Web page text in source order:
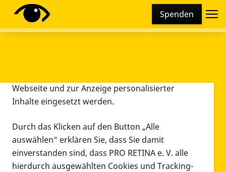
Spenden
Diese Webseite setzt verschiedene Cookies und
Tracking-Tools ein. Dies beinhaltet Cookies und
Webseite und zur Anzeige personalisierter
Inhalte eingesetzt werden.
Durch das Klicken auf den Button „Alle
auswählen“ erklären Sie, dass Sie damit
einverstanden sind, dass PRO RETINA e. V. alle
hierdurch ausgewählten Cookies und Tracking-